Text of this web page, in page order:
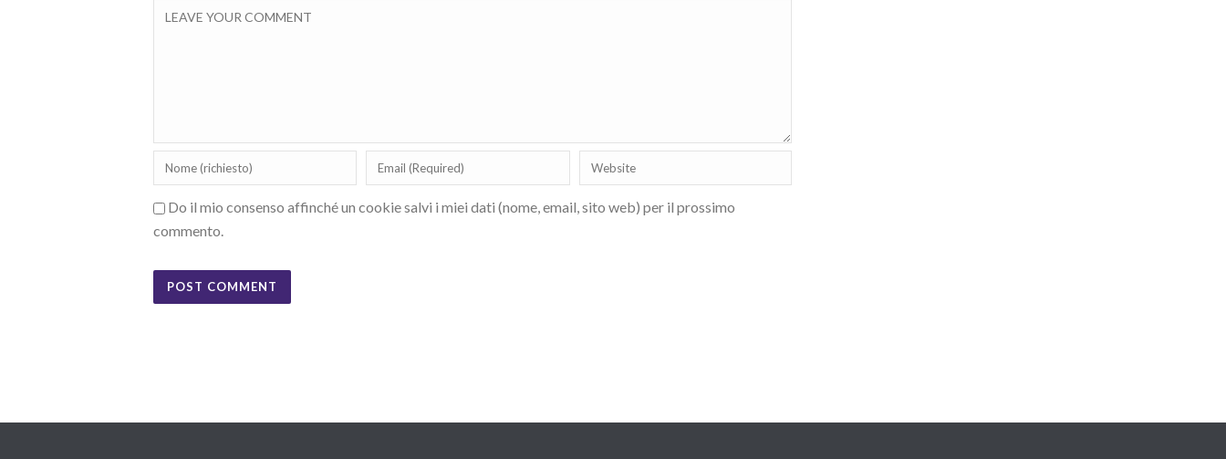
Do il mio consenso affinché un cookie salvi i miei dati (nome, email, sito web) per il prossimo
commento.